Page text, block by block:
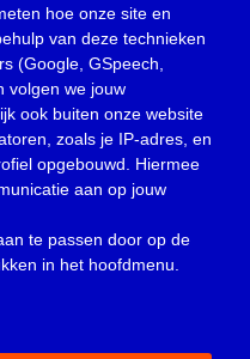
hoe onze site en
van deze technieken
(Google, GSpeech,
volgen we jouw
ook buiten onze website
zoals je IP-adres, en
opgebouwd. Hiermee
aan op jouw
te passen door op de
in het hoofdmenu.